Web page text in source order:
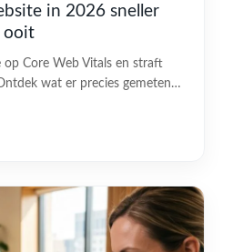
in 2026 sneller
ooit
op Core Web Vitals en straft
wat er precies gemeten…